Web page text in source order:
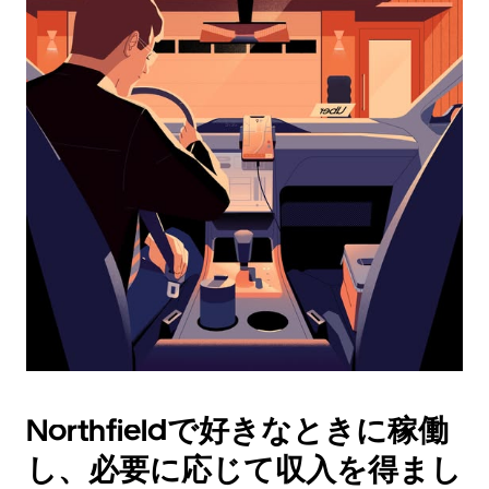
ン
ダ
ー
を
操
作
し、
を
選
択
す。
ン
で
カ
Northfieldで好きなときに稼働
し、必要に応じて収入を得まし